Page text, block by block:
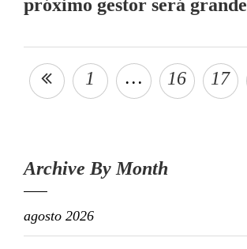
próximo gestor será grande
1 … 16 17
Archive By Month
agosto 2026